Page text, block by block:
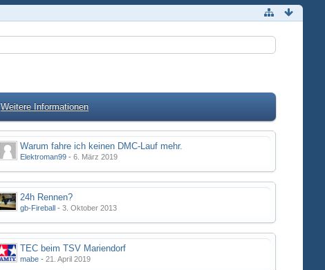
Weitere Informationen
Warum fahre ich keinen DMC-Lauf mehr.
Elektroman99- 6. März 2019
24h Rennen?
gb-Fireball- 3. Oktober 2013
TEC beim TSV Mariendorf
mabe- 21. April 2019